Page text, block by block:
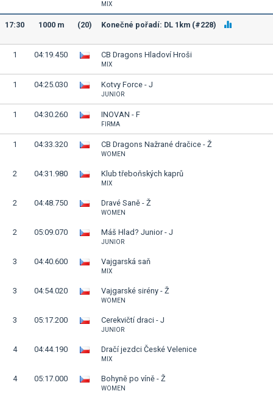
MIX
17:30 1000 m (20) Konečné pořadí: DL 1km (#228)
1 04:19.450 CB Dragons Hladoví Hroši
MIX
1 04:25.030 Kotvy Force - J
JUNIOR
1 04:30.260 INOVAN - F
FIRMA
1 04:33.320 CB Dragons Nažrané dračice - Ž
WOMEN
2 04:31.980 Klub třeboňských kaprů
MIX
2 04:48.750 Dravé Saně - Ž
WOMEN
2 05:09.070 Máš Hlad? Junior - J
JUNIOR
3 04:40.600 Vajgarská saň
MIX
3 04:54.020 Vajgarské sirény - Ž
WOMEN
3 05:17.200 Cerekvičtí draci - J
JUNIOR
4 04:44.190 Dračí jezdci České Velenice
MIX
4 05:17.000 Bohyně po víně - Ž
WOMEN